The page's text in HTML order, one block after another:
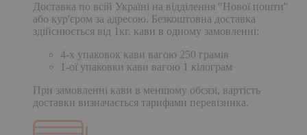
Доставка по всій Україні на відділення "Нової пошти"
або кур'єром за адресою. Безкоштовна доставка
здійснюється від 1кг. кави в одному замовленні:
4-х упаковок кави вагою 250 грамів
1-ої упаковки кави вагою 1 кілограм
При замовленні кави в меншому обсязі, вартість
доставки визначається тарифами перевізника.